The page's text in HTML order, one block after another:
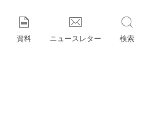
資料 ニュースレター 検索